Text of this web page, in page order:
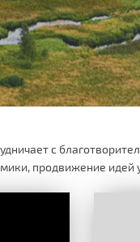
с
продвижение